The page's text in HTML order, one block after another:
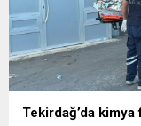
Tekirdağ’da kimya